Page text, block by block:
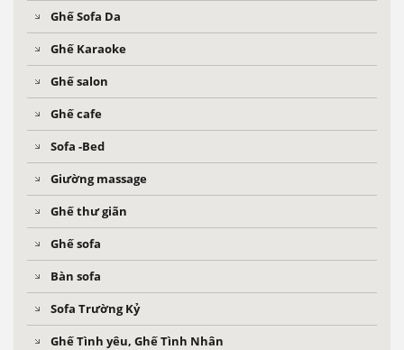
Ghế Sofa Da
Ghế Karaoke
Ghế salon
Ghế cafe
Sofa -Bed
Giường massage
Ghế thư giãn
Ghế sofa
Bàn sofa
Sofa Trường Kỷ
Ghế Tình yêu, Ghế Tình Nhân